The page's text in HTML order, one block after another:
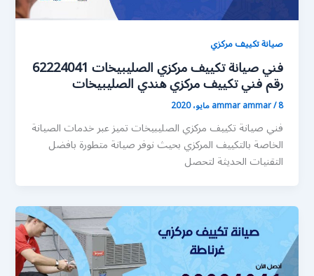
صيانة تكييف مركزي
فني صيانة تكييف مركزي الصليبيخات 62224041
رقم فني تكييف مركزي هندي الصليبيخات
ammar ammar/8 مايو، 2020
فني صيانة تكييف مركزي الصليبيخات تميز عبر خدمات الصيانة
الخاصة بالتكييف المركزي بحيث نوفر صيانة متطورة بافضل
التقنيات الحديثة لتحصل